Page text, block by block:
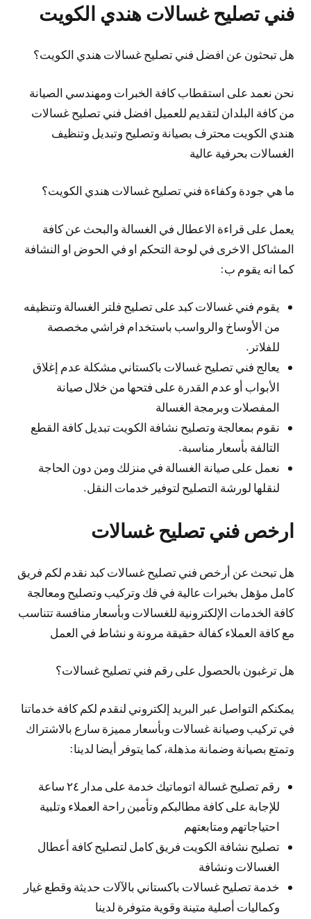
فني تصليح غسالات هندي الكويت
هل تبحثون عن افضل فني تصليح غسالات هندي الكويت؟
نحن نعمد على استقطاب كافة الخبرات ومهندسي الصيانة
من كافة البلدان لتقديم للعميل افضل فني تصليح غسالات
هندي الكويت محترف بصيانة وتصليح وتبديل وتنظيف
الغسالات بحرفية عالية
ما هي جودة وكفاءة فني تصليح غسالات هندي الكويت؟
يعمل على قراءة الاعطال في الغسالة والبحث عن كافة
المشاكل الاخرى في لوحة التحكم او في الحوض او النشافة
كما انه يقوم ب:
يقوم فني غسالات كبد على تصليح فلتر الغسالة وتنظيفه
من الأوساخ والرواسب باستخدام فراشي مخصصة
للفلاتر.
يعالج فني تصليح غسالات باكستاني مشكلة عدم إغلاق
الأبواب أو عدم القدرة على فتحها من خلال صيانة
المفصلات وبرمجة الغسالة
نقوم بمعالجة وتصليح نشافة الكويت تبديل كافة القطع
التالفة بأسعار مناسبة.
نعمل على صيانة الغسالة في منزلك ومن دون الحاجة
لنقلها لورشة التصليح لتوفير خدمات النقل.
ارخص فني تصليح غسالات
هل تبحث عن أرخص فني تصليح غسالات كبد نقدم لكم فريق
كامل مؤهل بخبرات عالية في فك وتركيب وتصليح ومعالجة
كافة الخدمات الإلكترونية للغسالات وبأسعار منافسة تتناسب
مع كافة العملاء كفالة حقيقة مرونة و نشاط في العمل
هل ترغبون بالحصول على رقم فني تصليح غسالات؟
يمكنكم التواصل عبر البريد إلكتروني لنقدم لكم كافة خدماتنا
في تركيب وصيانة غسالات وبأسعار مميزة سارع بالاشتراك
وتمتع بصيانة وضمانة مذهلة، كما يتوفر أيضا لدينا:
رقم تصليح غسالة اتوماتيك خدمة على مدار ٢٤ ساعة
للإجابة على كافة مطالبكم وتأمين راحة العملاء وتلبية
احتياجاتهم ومتابعتهم
تصليح نشافة الكويت فريق كامل لتصليح كافة أعطال
الغسالات ونشافة
خدمة تصليح غسالات باكستاني بالآلات حديثة وقطع غيار
وكماليات أصلية متينة وقوية متوفرة لدينا